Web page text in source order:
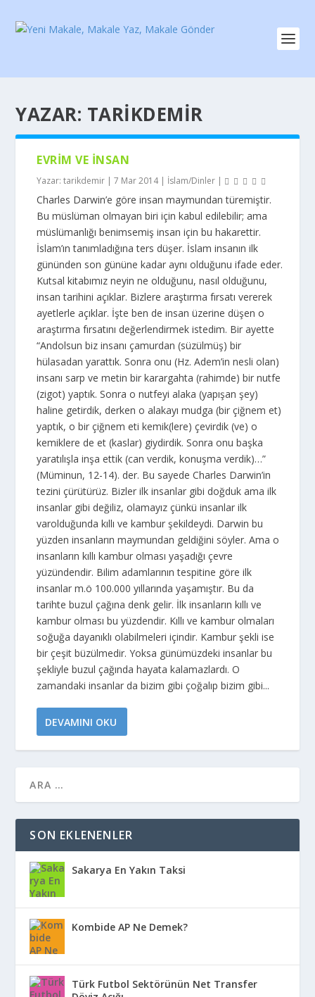
YAZAR: TARIKDEMIR
EVRIM VE İNSAN
Yazar:tarikdemir |7 Mar 2014| İslam/Dinler |
Charles Darwin’e göre insan maymundan türemiştir.
Bu müslüman olmayan biri için kabul edilebilir; ama
müslümanlığı benimsemiş insan için bu hakarettir.
İslam’ın tanımladığına ters düşer. İslam insanın ilk
gününden son gününe kadar aynı olduğunu ifade eder.
Kutsal kitabımız neyin ne olduğunu, nasıl olduğunu,
insan tarihini açıklar. Bizlere araştırma fırsatı vererek
ayetlerle açıklar. İşte ben de insan üzerine düşen o
araştırma fırsatını değerlendirmek istedim. Bir ayette
“Andolsun biz insanı çamurdan (süzülmüş) bir
hülasadan yarattık. Sonra onu (Hz. Adem’in nesli olan)
insanı sarp ve metin bir karargahta (rahimde) bir nutfe
(zigot) yaptık. Sonra o nutfeyi alaka (yapışan şey)
haline getirdik, derken o alakayı mudga (bir çiğnem et)
yaptık, o bir çiğnem eti kemik(lere) çevirdik (ve) o
kemiklere de et (kaslar) giydirdik. Sonra onu başka
yaratılışla inşa ettik (can verdik, konuşma verdik)…”
(Müminun, 12-14). der. Bu sayede Charles Darwin’in
tezini çürütürüz. Bizler ilk insanlar gibi doğduk ama ilk
insanlar gibi değiliz, olamayız çünkü insanlar ilk
varolduğunda kıllı ve kambur şekildeydi. Darwin bu
yüzden insanların maymundan geldiğini söyler. Ama o
insanların kıllı kambur olması yaşadığı çevre
yüzündendir. Bilim adamlarının tespitine göre ilk
insanlar m.ö 100.000 yıllarında yaşamıştır. Bu da
tarihte buzul çağına denk gelir. İlk insanların kıllı ve
kambur olması bu yüzdendir. Kıllı ve kambur olmaları
soğuğa dayanıklı olabilmeleri içindir. Kambur şekli ise
bir çeşit büzülmedir. Yoksa günümüzdeki insanlar bu
şekliyle buzul çağında hayata kalamazlardı. O
zamandaki insanlar da bizim gibi çoğalıp bizim gibi...
DEVAMINI OKU
SON EKLENENLER
Sakarya En Yakın Taksi
Kombide AP Ne Demek?
Türk Futbol Sektörünün Net Transfer